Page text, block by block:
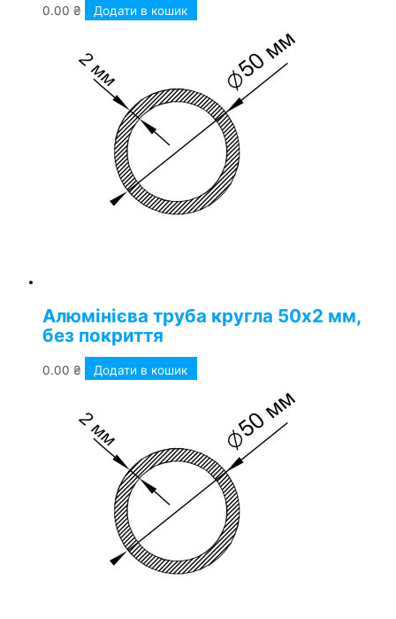
0.00 ₴ Додати в кошик
Алюмінієва труба кругла 50х2 мм,
без покриття
0.00 ₴ Додати в кошик